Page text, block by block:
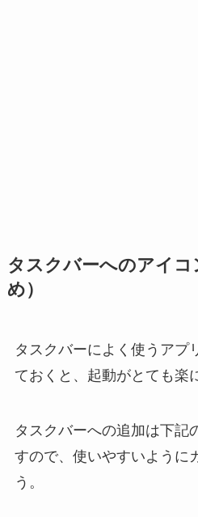
タスクバーへのアイコ
め）
タスクバーによく使うアプ
ておくと、起動がとても楽
タスクバーへの追加は下記
すので、使いやすいように
う。